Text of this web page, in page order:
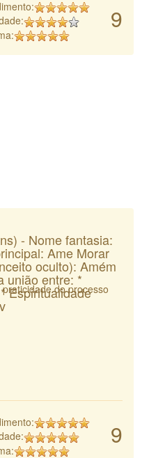
9
- Nome fantasia:
Ame Morar
oculto): Amém
união entre: *
Espiritualidade
do processo
9